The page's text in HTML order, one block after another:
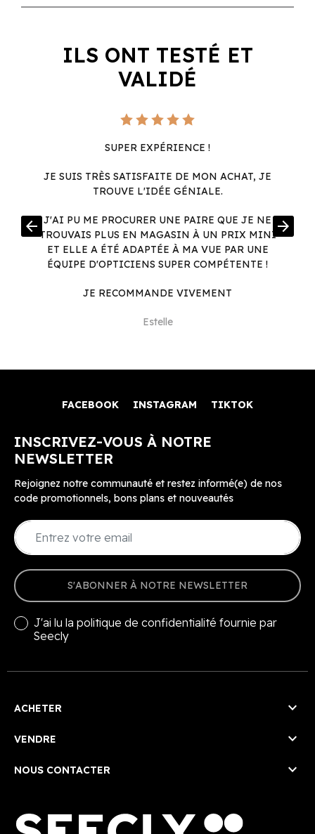
ILS ONT TESTÉ ET
VALIDÉ
SUPER EXPÉRIENCE !
JE SUIS TRÈS SATISFAITE DE MON ACHAT, JE
TROUVE L'IDÉE GÉNIALE.
J'AI PU ME PROCURER UNE PAIRE QUE JE NE
TROUVAIS PLUS EN MAGASIN À UN PRIX MINI
ET ELLE A ÉTÉ ADAPTÉE À MA VUE PAR UNE
ÉQUIPE D'OPTICIENS SUPER COMPÉTENTE !
JE RECOMMANDE VIVEMENT
Estelle
arrow_back arrow_forward
FACEBOOK INSTAGRAM TIKTOK
INSCRIVEZ-VOUS À NOTRE
NEWSLETTER
Rejoignez notre communauté et restez informé(e) de nos
code promotionnels, bons plans et nouveautés
S'ABONNER À NOTRE NEWSLETTER
J'ai lu la politique de confidentialité fournie par
Seecly
ACHETER 
VENDRE 
NOUS CONTACTER 